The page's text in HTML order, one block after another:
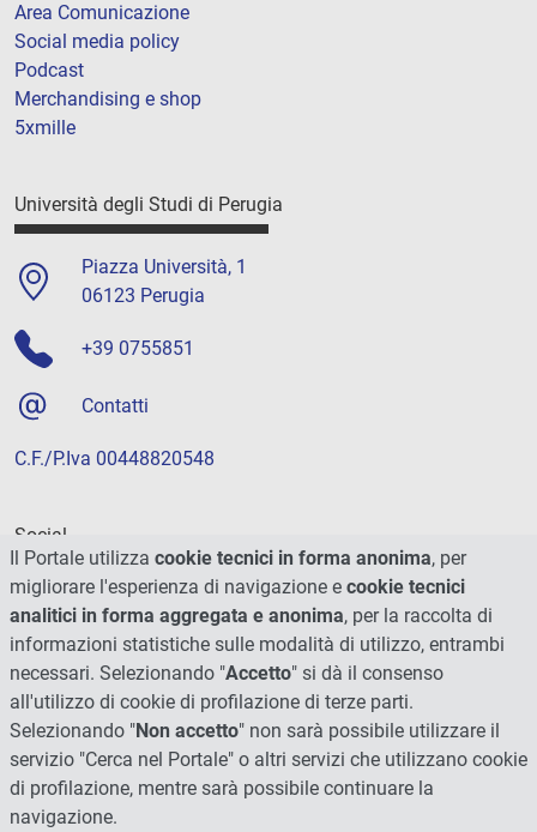
Area Comunicazione
Social media policy
Podcast
Merchandising e shop
5xmille
Università degli Studi di Perugia
Piazza Università, 1
06123 Perugia
+39 0755851
Contatti
C.F./P.Iva 00448820548
Social
Il Portale utilizza cookie tecnici in forma anonima, per
migliorare l'esperienza di navigazione e cookie tecnici
analitici in forma aggregata e anonima, per la raccolta di
informazioni statistiche sulle modalità di utilizzo, entrambi
necessari. Selezionando "Accetto" si dà il consenso
all'utilizzo di cookie di profilazione di terze parti.
Selezionando "Non accetto" non sarà possibile utilizzare il
servizio "Cerca nel Portale" o altri servizi che utilizzano cookie
di profilazione, mentre sarà possibile continuare la
navigazione.